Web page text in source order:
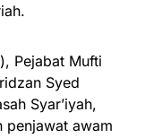
Pejabat Mufti
Syed
Syar’iyah,
penjawat awam